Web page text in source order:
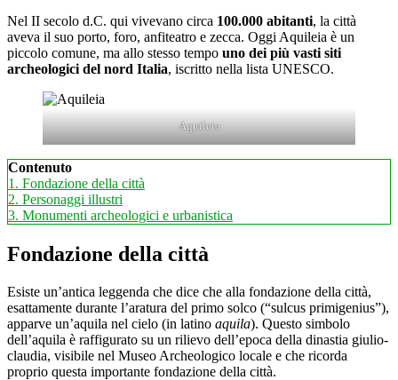
Nel II secolo d.C. qui vivevano circa 100.000 abitanti, la città
aveva il suo porto, foro, anfiteatro e zecca. Oggi Aquileia è un
piccolo comune, ma allo stesso tempo uno dei più vasti siti
archeologici del nord Italia, iscritto nella lista UNESCO.
Aquileia
Contenuto
1. Fondazione della città
2. Personaggi illustri
3. Monumenti archeologici e urbanistica
Fondazione della città
Esiste un’antica leggenda che dice che alla fondazione della città,
esattamente durante l’aratura del primo solco (“sulcus primigenius”),
apparve un’aquila nel cielo (in latino aquila). Questo simbolo
dell’aquila è raffigurato su un rilievo dell’epoca della dinastia giulio-
claudia, visibile nel Museo Archeologico locale e che ricorda
proprio questa importante fondazione della città.